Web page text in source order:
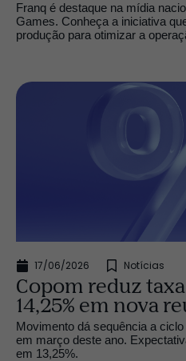
Franq é destaque na mídia
Games. Conheça a iniciativa
produção para otimizar a
17/06/2026 Notícias
Copom reduz
14,25% em nova
Movimento dá sequência a
em março deste ano.
em 13,25%.